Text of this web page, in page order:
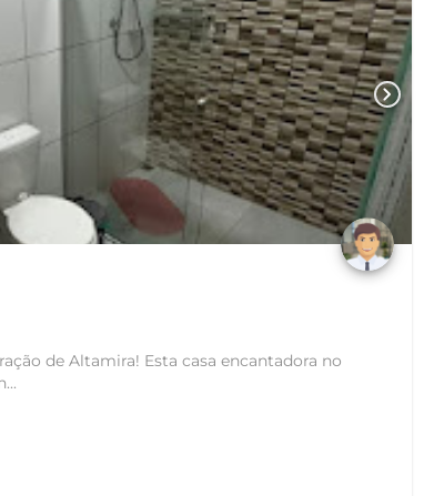
chevron_right
de Altamira! Esta casa encantadora no